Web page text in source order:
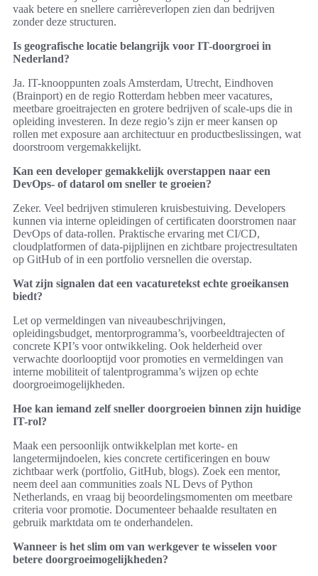
vaak betere en snellere carrièreverlopen zien dan bedrijven
zonder deze structuren.
Is geografische locatie belangrijk voor IT-doorgroei in
Nederland?
Ja. IT-knooppunten zoals Amsterdam, Utrecht, Eindhoven
(Brainport) en de regio Rotterdam hebben meer vacatures,
meetbare groeitrajecten en grotere bedrijven of scale-ups die in
opleiding investeren. In deze regio’s zijn er meer kansen op
rollen met exposure aan architectuur en productbeslissingen, wat
doorstroom vergemakkelijkt.
Kan een developer gemakkelijk overstappen naar een
DevOps- of datarol om sneller te groeien?
Zeker. Veel bedrijven stimuleren kruisbestuiving. Developers
kunnen via interne opleidingen of certificaten doorstromen naar
DevOps of data-rollen. Praktische ervaring met CI/CD,
cloudplatformen of data-pijplijnen en zichtbare projectresultaten
op GitHub of in een portfolio versnellen die overstap.
Wat zijn signalen dat een vacaturetekst echte groeikansen
biedt?
Let op vermeldingen van niveaubeschrijvingen,
opleidingsbudget, mentorprogramma’s, voorbeeldtrajecten of
concrete KPI’s voor ontwikkeling. Ook helderheid over
verwachte doorlooptijd voor promoties en vermeldingen van
interne mobiliteit of talentprogramma’s wijzen op echte
doorgroeimogelijkheden.
Hoe kan iemand zelf sneller doorgroeien binnen zijn huidige
IT-rol?
Maak een persoonlijk ontwikkelplan met korte- en
langetermijndoelen, kies concrete certificeringen en bouw
zichtbaar werk (portfolio, GitHub, blogs). Zoek een mentor,
neem deel aan communities zoals NL Devs of Python
Netherlands, en vraag bij beoordelingsmomenten om meetbare
criteria voor promotie. Documenteer behaalde resultaten en
gebruik marktdata om te onderhandelen.
Wanneer is het slim om van werkgever te wisselen voor
betere doorgroeimogelijkheden?